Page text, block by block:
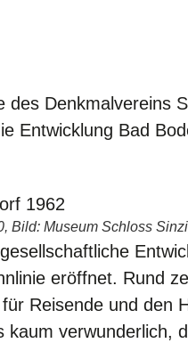
des Denkmalvereins
Entwicklung Bad
Bild: Museum Schloss
eröffnet. Rund
Reisende und den
kaum verwunderlich,